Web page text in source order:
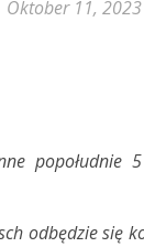
Oktober 11, 2023
popołudnie
odbędzie się